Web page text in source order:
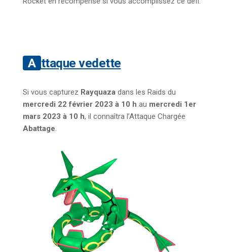
Attaque vedette
Si vous capturez Rayquaza dans les Raids du
mercredi 22 février 2023 à 10 h au mercredi 1er
mars 2023 à 10 h, il connaîtra l’Attaque Chargée
Abattage.